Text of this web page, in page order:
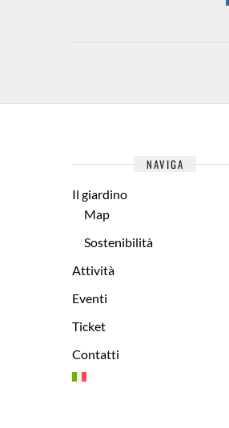
NAVIGA
Il giardino
Map
Sostenibilità
Attività
Eventi
Ticket
Contatti